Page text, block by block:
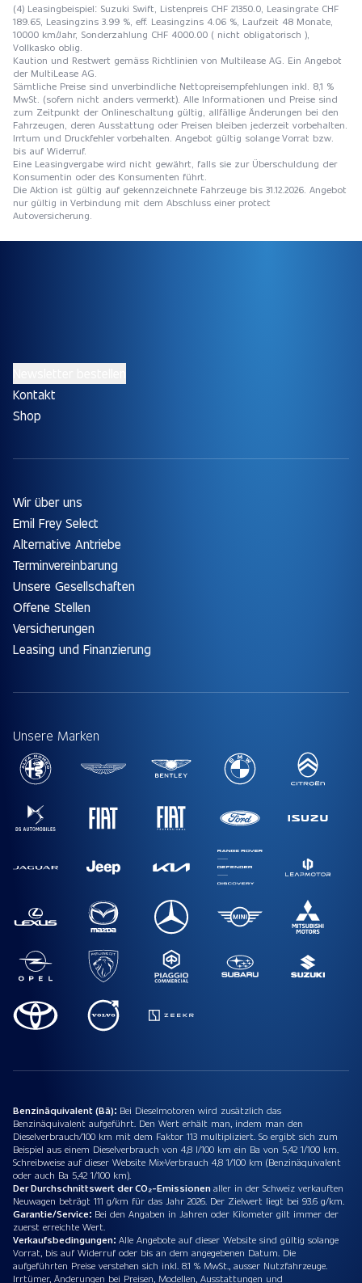
(4) Leasingbeispiel: Suzuki Swift, Listenpreis CHF 21350.0, Leasingrate CHF
189.65, Leasingzins 3.99 %, eff. Leasingzins 4.06 %, Laufzeit 48 Monate,
10000 km/Jahr, Sonderzahlung CHF 4000.00 ( nicht obligatorisch ),
Vollkasko oblig.
Kaution und Restwert gemäss Richtlinien von Multilease AG. Ein Angebot
der MultiLease AG.
Sämtliche Preise sind unverbindliche Nettopreisempfehlungen inkl. 8,1 %
MwSt. (sofern nicht anders vermerkt). Alle Informationen und Preise sind
zum Zeitpunkt der Onlineschaltung gültig, allfällige Änderungen bei den
Fahrzeugen, deren Ausstattung oder Preisen bleiben jederzeit vorbehalten.
Irrtum und Druckfehler vorbehalten. Angebot gültig solange Vorrat bzw.
bis auf Widerruf.
Eine Leasingvergabe wird nicht gewährt, falls sie zur Überschuldung der
Konsumentin oder des Konsumenten führt.
Die Aktion ist gültig auf gekennzeichnete Fahrzeuge bis 31.12.2026. Angebot
nur gültig in Verbindung mit dem Abschluss einer protect
Autoversicherung.
Kontakt
Shop
Wir über uns
Emil Frey Select
Alternative Antriebe
Terminvereinbarung
Unsere Gesellschaften
Offene Stellen
Versicherungen
Leasing und Finanzierung
Unsere Marken
Benzinäquivalent (Bä): Bei Dieselmotoren wird zusätzlich das
Benzinäquivalent aufgeführt. Den Wert erhält man, indem man den
Dieselverbrauch/100 km mit dem Faktor 113 multipliziert. So ergibt sich zum
Beispiel aus einem Dieselverbrauch von 4,8 l/100 km ein Ba von 5,42 1/100 km.
Schreibweise auf dieser Website Mix-Verbrauch 4,8 1/100 km (Benzinäquivalent
oder auch Ba 5,42 1/100 km).
Der Durchschnittswert der CO₂-Emissionenaller in der Schweiz verkauften
Neuwagen beträgt 111 g/km für das Jahr 2026. Der Zielwert liegt bei 93.6 g/km.
Garantie/Service: Bei den Angaben in Jahren oder Kilometer gilt immer der
zuerst erreichte Wert.
Verkaufsbedingungen: Alle Angebote auf dieser Website sind gültig solange
Vorrat, bis auf Widerruf oder bis an dem angegebenen Datum. Die
aufgeführten Preise verstehen sich inkl. 8.1 % MwSt., ausser Nutzfahrzeuge.
Irrtümer, Änderungen bei Preisen, Modellen, Ausstattungen und